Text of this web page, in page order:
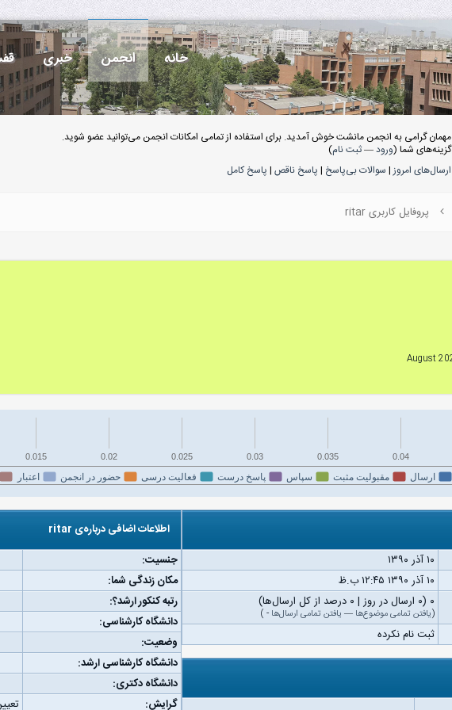
خانه انجمن خبری
مهمان گرامی به انجمن مانشت خوش آمدید. برای استفاده از تمامی امکانات انجمن می‌توانید عضو شوید.
گزینه‌های شما (ورود—ثبت نام)
ارسال‌های امروز| سوالات بی‌پاسخ | پاسخ ناقص | پاسخ کامل
پروفایل کاربری ritar
ارسال مقبولیت مثبت سپاس پاسخ درست فعالیت درسی حضور در انجمن اعتبار
0.015 0.02 0.025 0.03 0.035 0.04
۱۰ آذر ۱۳۹۰
۱۰ آذر ۱۳۹۰ ۱۲:۴۵ ب.ظ
۰ (۰ ارسال در روز | ۰ درصد از کل ارسال‌ها)
(یافتن تمامی موضوع‌ها — یافتن تمامی ارسال‌ها -
)
ثبت نام نکرده
اطلاعات اضافی درباره‌ی ritar
جنسیت:
مکان زندگی شما:
رتبه کنکور ارشد؟:
دانشگاه کارشناسی:
وضعیت:
دانشگاه کارشناسی ارشد:
دانشگاه دکتری:
گرایش: